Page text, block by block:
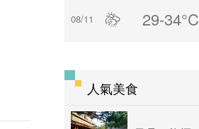
08/11 29-34°C
人氣美食